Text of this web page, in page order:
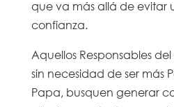
que va más allá de evitar
confianza.
Aquellos Responsables
sin necesidad de ser más
Papa, busquen generar